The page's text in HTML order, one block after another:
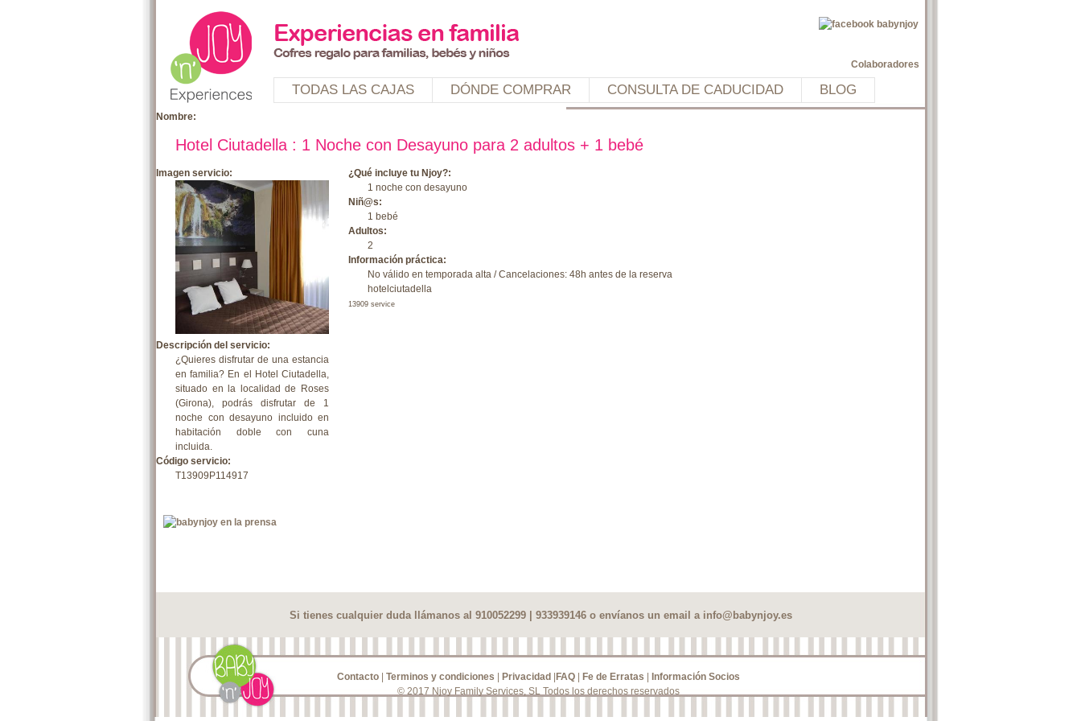
TODAS LAS CAJAS DÓNDE COMPRAR CONSULTA DE CADUCIDAD BLOG
Colaboradores
Nombre:
Hotel Ciutadella : 1 Noche con Desayuno para 2 adultos + 1 bebé
Imagen servicio:
Descripción del servicio:
¿Quieres disfrutar de una estancia
en familia? En el Hotel Ciutadella,
situado en la localidad de Roses
(Girona), podrás disfrutar de 1
noche con desayuno incluido en
habitación doble con cuna
incluida.
¿Qué incluye tu Njoy?:
1 noche con desayuno
Niñ@s:
1 bebé
Adultos:
2
Información práctica:
No válido en temporada alta / Cancelaciones: 48h antes de la reserva
hotelciutadella
13909 service
Código servicio:
T13909P114917
Si tienes cualquier duda llámanos al 910052299 | 933939146 o envíanos un email a info@babynjoy.es
Contacto| Terminos y condiciones | Privacidad|FAQ| Fe de Erratas | Información Socios
© 2017 Njoy Family Services, SL Todos los derechos reservados